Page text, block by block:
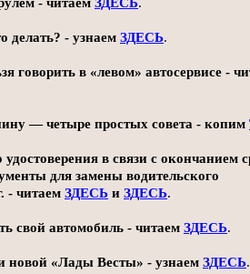
делать? - узнаем ЗДЕСЬ.
говорить в «левом» автосервисе -
— четыре простых совета - копим
удостоверения в связи с окончанием
для замены водительского
- читаем ЗДЕСЬ и ЗДЕСЬ.
свой автомобиль - читаем ЗДЕСЬ.
новой «Лады Весты» - узнаем ЗДЕСЬ.